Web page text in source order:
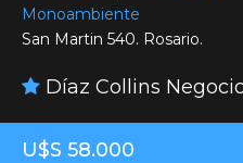
Monoambiente
San Martin 540. Rosario.
Díaz Collins
U$S 58.000